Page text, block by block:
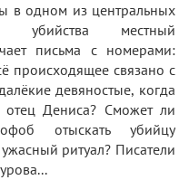
в одном из центральных
убийства местный
письма с номерами:
происходящее связано с
девяностые, когда
Дениса? Сможет ли
отыскать убийцу
ритуал? Писатели